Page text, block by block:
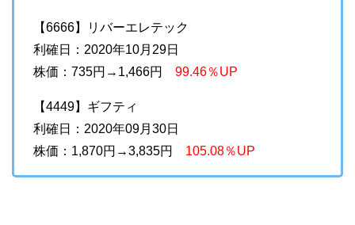
【6666】リバーエレテック
利確日：2020年10月29日
株価：735円→1,466円 99.46％UP
【4449】ギフティ
利確日：2020年09月30日
株価：1,870円→3,835円
105.08％UP